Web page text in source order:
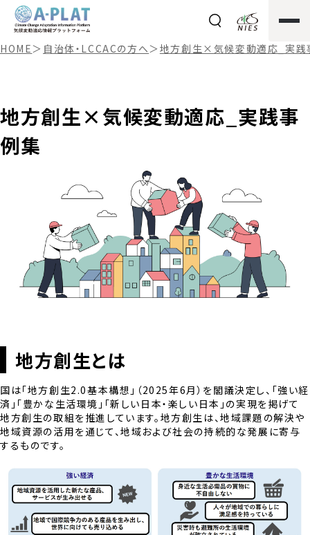
HOME＞ 自治体・LCCACの方へ＞地方創生×気候変動適応_実践
地方創生×気候変動適応_実践事
例集
地方創生とは
国は「地方創生2.0基本構想」（2025年6月）を閣議決定し、「強い経
済」「豊かな生活環境」「新しい日本・楽しい日本」の実現を掲げて
地方創生の取組を推進しています。地方創生は、地域課題の解決や
地域資源の活用を通じて、地域および社会の持続的な発展に寄与
するものです。